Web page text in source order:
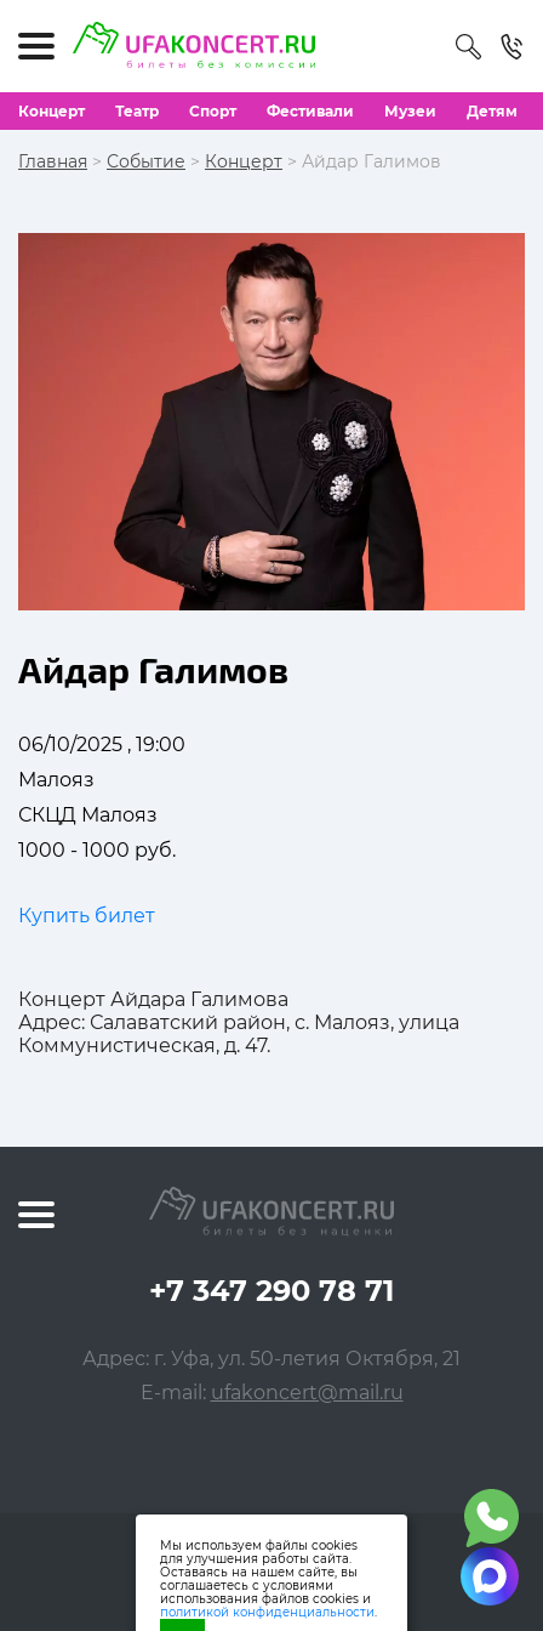
Концерт Театр Спорт Фестивали Музеи Детям
Главная > Событие > Концерт > Айдар Галимов
Айдар Галимов
06/10/2025 , 19:00
Малояз
СКЦД Малояз
1000 - 1000 руб.
Купить билет
Концерт Айдара Галимова
Адрес: Салаватский район, с. Малояз, улица
Коммунистическая, д. 47.
+7 347 290 78 71
Адрес: г. Уфа, ул. 50-летия Октября, 21
E-mail: ufakoncert@mail.ru
Мы используем файлы cookies
для улучшения работы сайта.
Оставаясь на нашем сайте, вы
соглашаетесь с условиями
использования файлов cookies и
политикой конфиденциальности